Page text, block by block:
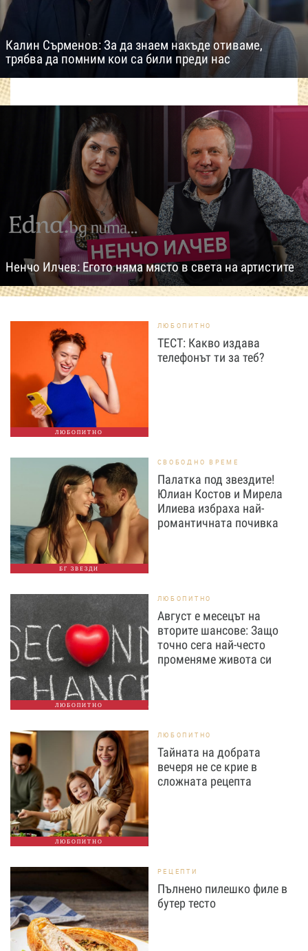
Калин Сърменов: За да знаем накъде отиваме,
трябва да помним кои са били преди нас
Ненчо Илчев: Егото няма място в света на артистите
ЛЮБОПИТНО
ЛЮБОПИТНО
ТЕСТ: Какво издава
телефонът ти за теб?
БГ ЗВЕЗДИ
СВОБОДНО ВРЕМЕ
Палатка под звездите!
Юлиан Костов и Мирела
Илиева избраха най-
романтичната почивка
ЛЮБОПИТНО
ЛЮБОПИТНО
Август е месецът на
вторите шансове: Защо
точно сега най-често
променяме живота си
ЛЮБОПИТНО
ЛЮБОПИТНО
Тайната на добрата
вечеря не се крие в
сложната рецепта
РЕЦЕПТИ
Пълнено пилешко филе в
бутер тесто